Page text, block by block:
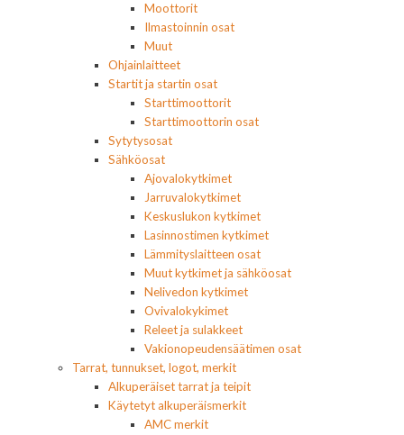
Moottorit
Ilmastoinnin osat
Muut
Ohjainlaitteet
Startit ja startin osat
Starttimoottorit
Starttimoottorin osat
Sytytysosat
Sähköosat
Ajovalokytkimet
Jarruvalokytkimet
Keskuslukon kytkimet
Lasinnostimen kytkimet
Lämmityslaitteen osat
Muut kytkimet ja sähköosat
Nelivedon kytkimet
Ovivalokykimet
Releet ja sulakkeet
Vakionopeudensäätimen osat
Tarrat, tunnukset, logot, merkit
Alkuperäiset tarrat ja teipit
Käytetyt alkuperäismerkit
AMC merkit